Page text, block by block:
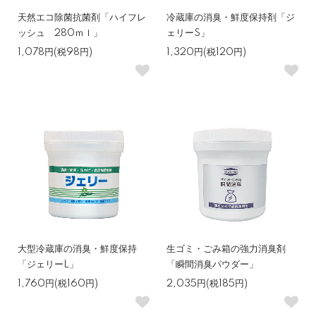
天然エコ除菌抗菌剤「ハイフレ
ッシュ 280ｍｌ」
1,078円(税98円)
冷蔵庫の消臭・鮮度保持剤「ジ
ェリーS」
1,320円(税120円)
大型冷蔵庫の消臭・鮮度保持
「ジェリーL」
1,760円(税160円)
生ゴミ・ごみ箱の強力消臭剤
「瞬間消臭パウダー」
2,035円(税185円)